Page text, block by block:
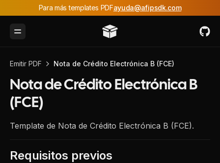
Para más templates PDFayuda@afipsdk.com
Toggle Menu
Emitir PDF Nota de Crédito Electrónica B (FCE)
Nota de Crédito Electrónica B
(FCE)
Template de Nota de Crédito Electrónica B (FCE).
Requisitos previos